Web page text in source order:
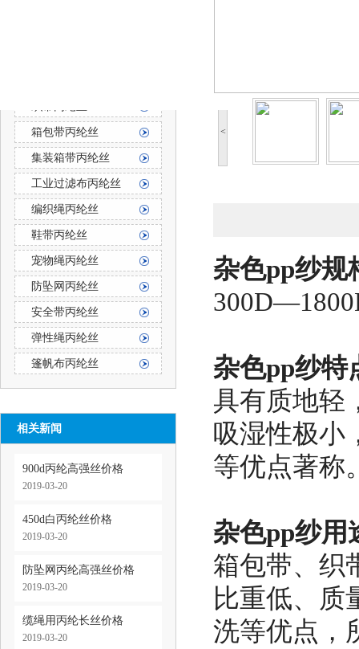
箱包带丙纶丝
集装箱带丙纶丝
工业过滤布丙纶丝
编织绳丙纶丝
鞋带丙纶丝
宠物绳丙纶丝
防坠网丙纶丝
安全带丙纶丝
弹性绳丙纶丝
篷帆布丙纶丝
相关新闻
900d丙纶高强丝价格
2019-03-20
450d白丙纶丝价格
2019-03-20
防坠网丙纶高强丝价格
2019-03-20
缆绳用丙纶长丝价格
2019-03-20
<
杂色pp纱规
杂色pp纱特
具有质地轻
吸湿性极小
等优点著称
杂色pp纱用
箱包带、织
比重低、质
洗等优点，